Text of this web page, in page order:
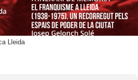
Lleida